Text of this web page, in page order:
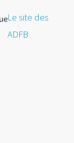
Le site des
ADFB